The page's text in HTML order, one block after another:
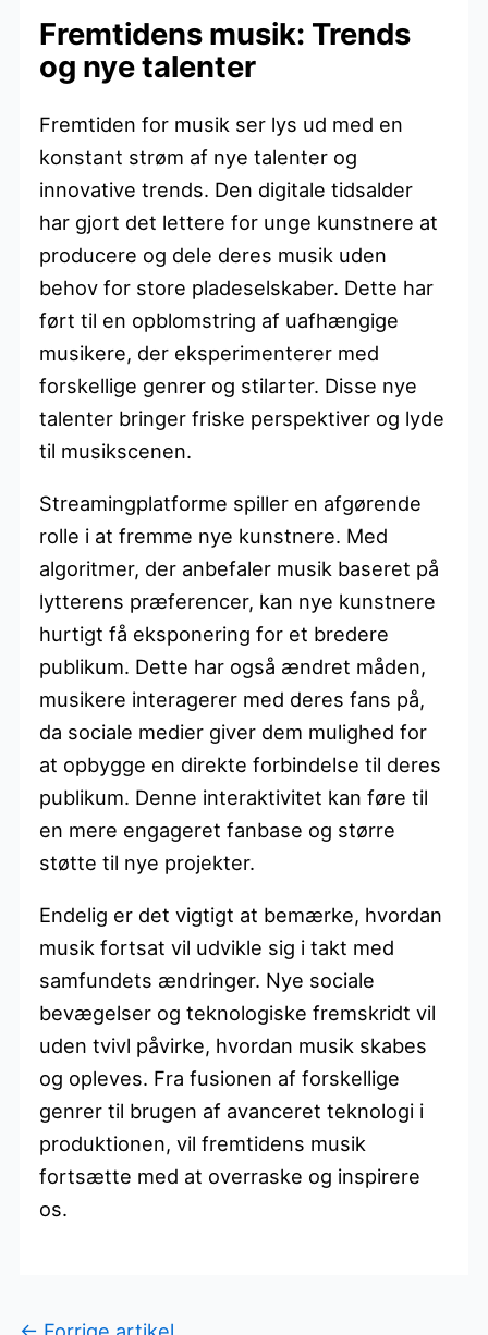
Fremtidens musik: Trends
og nye talenter
Fremtiden for musik ser lys ud med en
konstant strøm af nye talenter og
innovative trends. Den digitale tidsalder
har gjort det lettere for unge kunstnere at
producere og dele deres musik uden
behov for store pladeselskaber. Dette har
ført til en opblomstring af uafhængige
musikere, der eksperimenterer med
forskellige genrer og stilarter. Disse nye
talenter bringer friske perspektiver og lyde
til musikscenen.
Streamingplatforme spiller en afgørende
rolle i at fremme nye kunstnere. Med
algoritmer, der anbefaler musik baseret på
lytterens præferencer, kan nye kunstnere
hurtigt få eksponering for et bredere
publikum. Dette har også ændret måden,
musikere interagerer med deres fans på,
da sociale medier giver dem mulighed for
at opbygge en direkte forbindelse til deres
publikum. Denne interaktivitet kan føre til
en mere engageret fanbase og større
støtte til nye projekter.
Endelig er det vigtigt at bemærke, hvordan
musik fortsat vil udvikle sig i takt med
samfundets ændringer. Nye sociale
bevægelser og teknologiske fremskridt vil
uden tvivl påvirke, hvordan musik skabes
og opleves. Fra fusionen af forskellige
genrer til brugen af avanceret teknologi i
produktionen, vil fremtidens musik
fortsætte med at overraske og inspirere
os.